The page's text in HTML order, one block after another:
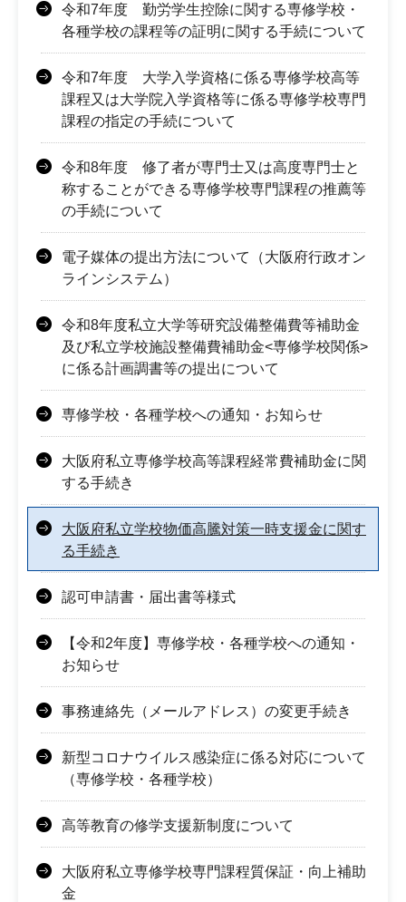
令和7年度 勤労学生控除に関する専修学校・
各種学校の課程等の証明に関する手続について
令和7年度 大学入学資格に係る専修学校高等
課程又は大学院入学資格等に係る専修学校専門
課程の指定の手続について
令和8年度 修了者が専門士又は高度専門士と
称することができる専修学校専門課程の推薦等
の手続について
電子媒体の提出方法について（大阪府行政オン
ラインシステム）
令和8年度私立大学等研究設備整備費等補助金
及び私立学校施設整備費補助金<専修学校関係>
に係る計画調書等の提出について
専修学校・各種学校への通知・お知らせ
大阪府私立専修学校高等課程経常費補助金に関
する手続き
大阪府私立学校物価高騰対策一時支援金に関す
る手続き
認可申請書・届出書等様式
【令和2年度】専修学校・各種学校への通知・
お知らせ
事務連絡先（メールアドレス）の変更手続き
新型コロナウイルス感染症に係る対応について
（専修学校・各種学校）
高等教育の修学支援新制度について
大阪府私立専修学校専門課程質保証・向上補助
金